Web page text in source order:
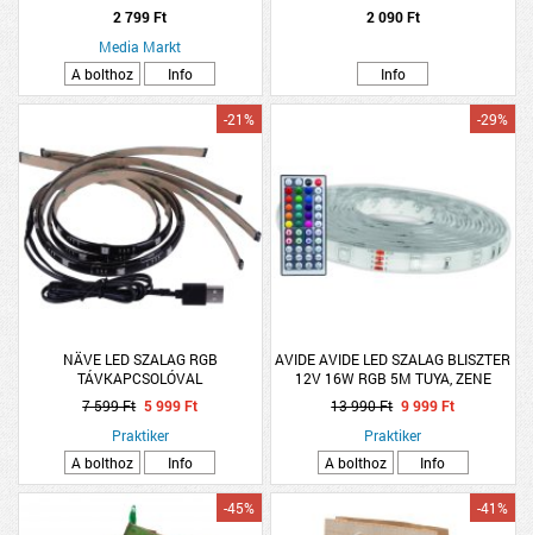
2 799 Ft
Media Markt
A bolthoz
Info
2 090 Ft
Info
NÄVE LED SZALAG RGB
TÁVKAPCSOLÓVAL
-21%
7 599 Ft 5 999 Ft
Praktiker
A bolthoz
Info
AVIDE AVIDE LED SZALAG BLISZTER
12V 16W RGB 5M TUYA, ZENE
VEZÉRLÉS, IR TÁVIRÁNYÍTÓ
-29%
13 990 Ft 9 999 Ft
Praktiker
A bolthoz
Info
-45% -41%